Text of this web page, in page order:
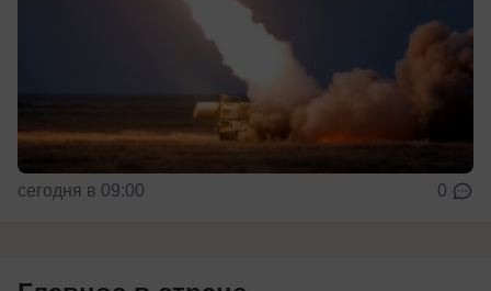
сегодня в 09:00 0